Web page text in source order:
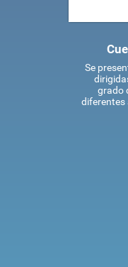
Se
grado
diferentes